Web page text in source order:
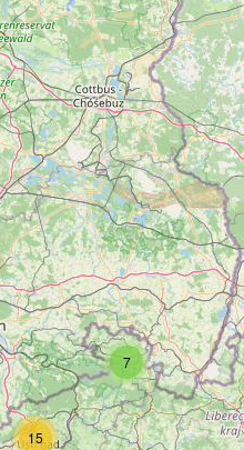
7
15